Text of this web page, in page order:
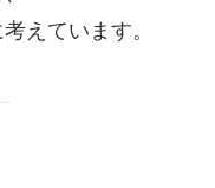
えています。